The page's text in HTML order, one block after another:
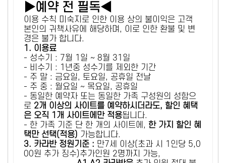
▶예약 전 필독◀
이용 수칙 미숙지로 인한 이용 상의 불이익은 고객
본인의 귀책사유에 해당하며, 이로 인한 환불 및 변
경은 불가 합니다.
1. 이용료
- 성수기 : 7월 1일 ~ 8월 31일
- 비수기 : 1년중 성수기를 제외한 기간
- 주 말 : 금요일, 토요일, 공휴일 전날
- 주 중 : 월요일 ~ 목요일, 공휴일
- 동일한 예약자 또는 동일한 가족 구성원의 성함으
로 2개 이상의 사이트를 예약하시더라도, 할인 혜택
은 오직 1개 사이트에만 적용됩니다.
- 한 가족 기준 단 한 개의 사이트에, 한 가지 할인 혜
택만 선택(적용) 가능합니다.
3. 카라반 정원기준 : 만7세 이상(초과 시 1인당 5,0
00원 추가 징수)추가인원 2명까지 가능,